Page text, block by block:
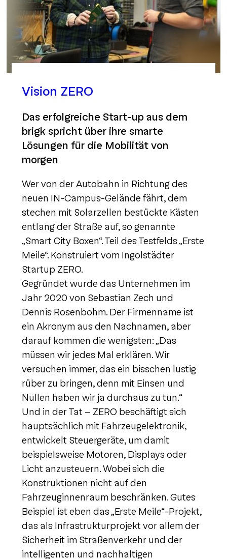
Vision ZERO
Das erfolgreiche Start-up aus dem
brigk spricht über ihre smarte
Lösungen für die Mobilität von
morgen
Wer von der Autobahn in Richtung des
neuen IN-Campus-Gelände fährt, dem
stechen mit Solarzellen bestückte Kästen
entlang der Straße auf, so genannte
„Smart City Boxen“. Teil des Testfelds „Erste
Meile“. Konstruiert vom Ingolstädter
Startup ZERO.
Gegründet wurde das Unternehmen im
Jahr 2020 von Sebastian Zech und
Dennis Rosenbohm. Der Firmenname ist
ein Akronym aus den Nachnamen, aber
darauf kommen die wenigsten: „Das
müssen wir jedes Mal erklären. Wir
versuchen immer, das ein bisschen lustig
rüber zu bringen, denn mit Einsen und
Nullen haben wir ja durchaus zu tun.“
Und in der Tat – ZERO beschäftigt sich
hauptsächlich mit Fahrzeugelektronik,
entwickelt Steuergeräte, um damit
beispielsweise Motoren, Displays oder
Licht anzusteuern. Wobei sich die
Konstruktionen nicht auf den
Fahrzeuginnenraum beschränken. Gutes
Beispiel ist eben das „Erste Meile“-Projekt,
das als Infrastrukturprojekt vor allem der
Sicherheit im Straßenverkehr und der
intelligenten und nachhaltigen